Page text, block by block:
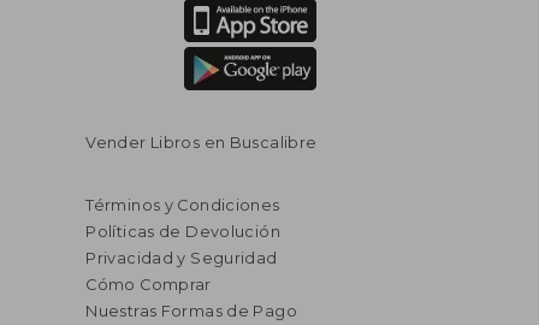
Vender Libros en Buscalibre
Términos y Condiciones
Políticas de Devolución
Privacidad y Seguridad
Cómo Comprar
Nuestras Formas de Pago